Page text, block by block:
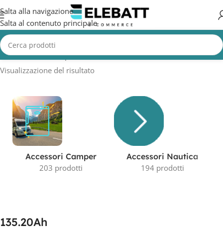
Salta alla navigazione
Salta al contenuto principale
Home/Prodotto Capacità in AH/135.20Ah
Visualizzazione del risultato
Accessori Camper
203 prodotti
Accessori Nautica
194 prodotti
135.20Ah